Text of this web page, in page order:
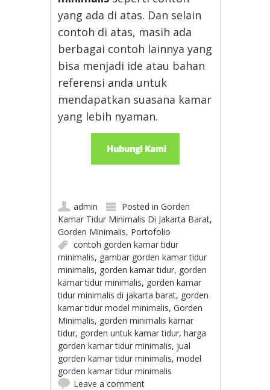
yang ada di atas. Dan selain
contoh di atas, masih ada
berbagai contoh lainnya yang
bisa menjadi ide atau bahan
referensi anda untuk
mendapatkan suasana kamar
yang lebih nyaman.
admin Posted inGorden
Kamar Tidur Minimalis Di Jakarta Barat,
Gorden Minimalis, Portofolio
contoh gorden kamar tidur
minimalis, gambar gorden kamar tidur
minimalis, gorden kamar tidur, gorden
kamar tidur minimalis, gorden kamar
tidur minimalis di jakarta barat, gorden
kamar tidur model minimalis,Gorden
Minimalis, gorden minimalis kamar
tidur, gorden untuk kamar tidur,harga
gorden kamar tidur minimalis, jual
gorden kamar tidur minimalis,model
gorden kamar tidur minimalis
Leave a comment